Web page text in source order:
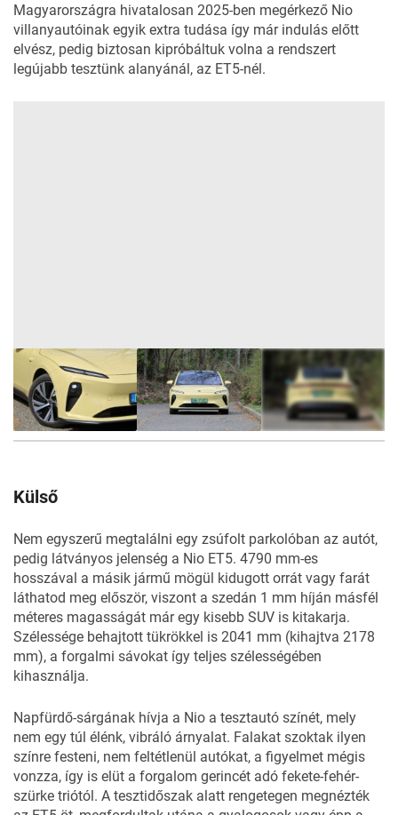
Magyarországra hivatalosan 2025-ben megérkező Nio
villanyautóinak egyik extra tudása így már indulás előtt
elvész, pedig biztosan kipróbáltuk volna a rendszert
legújabb tesztünk alanyánál, az ET5-nél.
Külső
Nem egyszerű megtalálni egy zsúfolt parkolóban az autót,
pedig látványos jelenség a Nio ET5. 4790 mm-es
hosszával a másik jármű mögül kidugott orrát vagy farát
láthatod meg először, viszont a szedán 1 mm híján másfél
méteres magasságát már egy kisebb SUV is kitakarja.
Szélessége behajtott tükrökkel is 2041 mm (kihajtva 2178
mm), a forgalmi sávokat így teljes szélességében
kihasználja.
Napfürdő-sárgának hívja a Nio a tesztautó színét, mely
nem egy túl élénk, vibráló árnyalat. Falakat szoktak ilyen
színre festeni, nem feltétlenül autókat, a figyelmet mégis
vonzza, így is elüt a forgalom gerincét adó fekete-fehér-
szürke triótól. A tesztidőszak alatt rengetegen megnézték